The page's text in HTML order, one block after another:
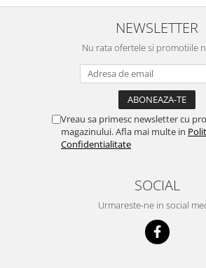
NEWSLETTER
Nu rata ofertele si promotiile
Vreau sa primesc newsletter cu
magazinului. Afla mai multe in
Confidentialitate
SOCIAL
Urmareste-ne in social